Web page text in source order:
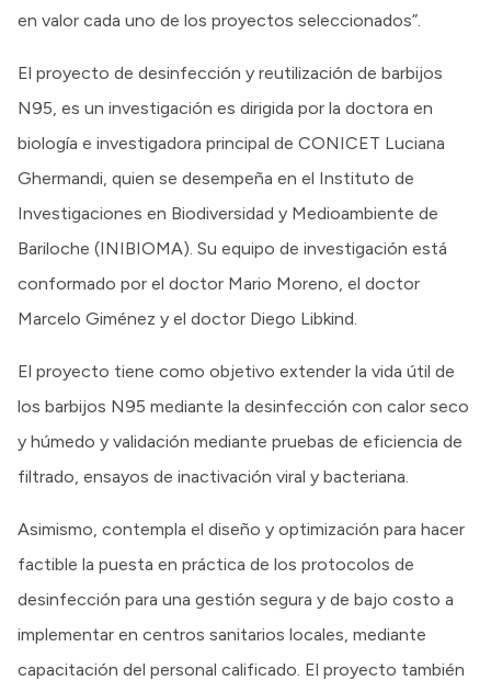
en valor cada uno de los proyectos seleccionados”.
El proyecto de desinfección y reutilización de barbijos
N95, es un investigación es dirigida por la doctora en
biología e investigadora principal de CONICET Luciana
Ghermandi, quien se desempeña en el Instituto de
Investigaciones en Biodiversidad y Medioambiente de
Bariloche (INIBIOMA). Su equipo de investigación está
conformado por el doctor Mario Moreno, el doctor
Marcelo Giménez y el doctor Diego Libkind.
El proyecto tiene como objetivo extender la vida útil de
los barbijos N95 mediante la desinfección con calor seco
y húmedo y validación mediante pruebas de eficiencia de
filtrado, ensayos de inactivación viral y bacteriana.
Asimismo, contempla el diseño y optimización para hacer
factible la puesta en práctica de los protocolos de
desinfección para una gestión segura y de bajo costo a
implementar en centros sanitarios locales, mediante
capacitación del personal calificado. El proyecto también